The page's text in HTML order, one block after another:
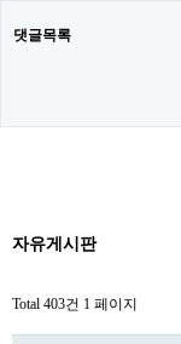
댓글목록
자유게시판
Total 403건 1 페이지